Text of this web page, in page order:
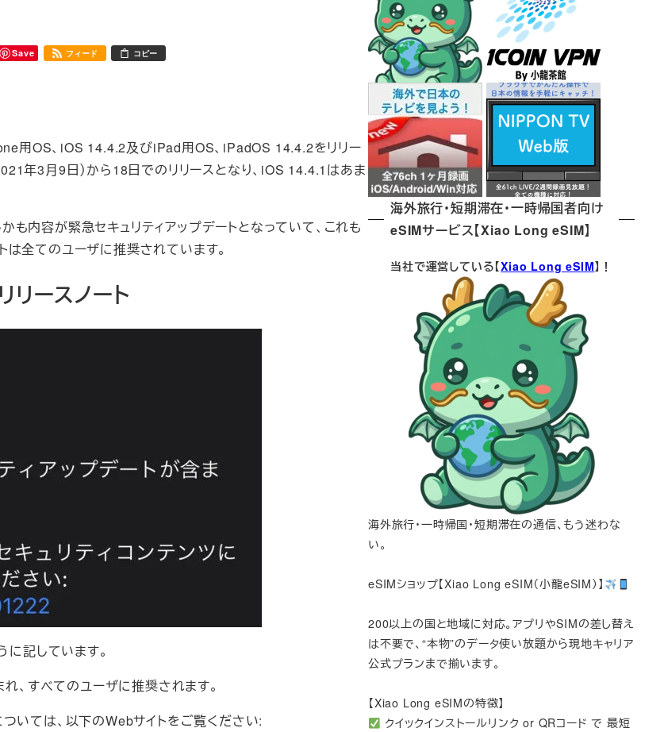
Save フィード コピー
用OS、iOS 14.4.2及びiPad用OS、iPadOS 14.4.2をリリー
年3月9日）から18日でのリリースとなり、iOS 14.4.1はあま
内容が緊急セキュリティアップデートとなっていて、これも
は全てのユーザに推奨されています。
リースノート
記しています。
、すべてのユーザに推奨されます。
ついては、以下のWebサイトをご覧ください:
海外旅行・短期滞在・一時帰国者向け
eSIMサービス【Xiao Long eSIM】
当社で運営している【Xiao Long eSIM】！
海外旅行・一時帰国・短期滞在の通信、もう迷わな
い。
eSIMショップ【Xiao Long eSIM（小龍eSIM）】
200以上の国と地域に対応。アプリやSIMの差し替え
は不要で、“本物”のデータ使い放題から現地キャリア
公式プランまで揃います。
【Xiao Long eSIMの特徴】
クイックインストールリンク or QRコード で 最短